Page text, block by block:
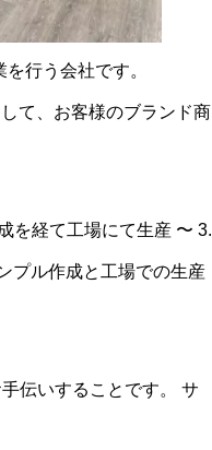
行う会社です。
て、お客様のブランド商
を経て工場にて生産 〜 3.
プル作成と工場での生産
伝いすることです。 サ